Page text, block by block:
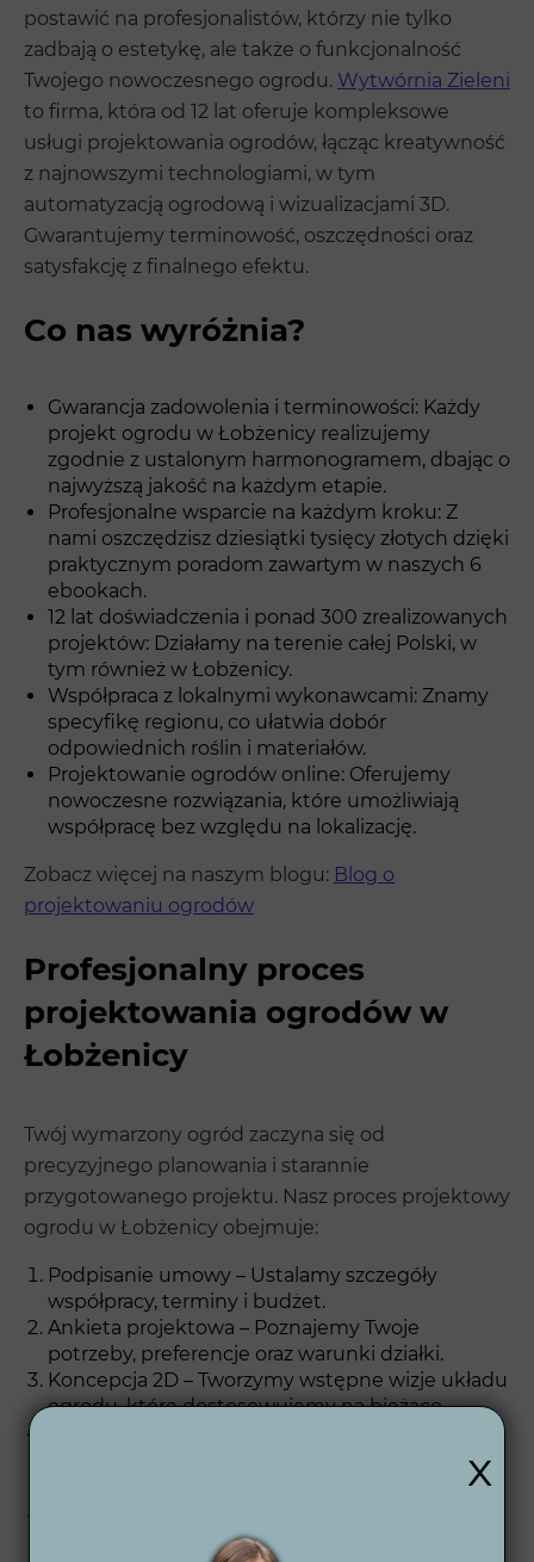
postawić na profesjonalistów, którzy nie tylko
zadbają o estetykę, ale także o funkcjonalność
Twojego nowoczesnego ogrodu. Wytwórnia Zieleni
to firma, która od 12 lat oferuje kompleksowe
usługi projektowania ogrodów, łącząc kreatywność
z najnowszymi technologiami, w tym
automatyzacją ogrodową i wizualizacjami 3D.
Gwarantujemy terminowość, oszczędności oraz
satysfakcję z finalnego efektu.
Co nas wyróżnia?
Gwarancja zadowolenia i terminowości: Każdy
projekt ogrodu w Łobżenicy realizujemy
zgodnie z ustalonym harmonogramem, dbając o
najwyższą jakość na każdym etapie.
Profesjonalne wsparcie na każdym kroku: Z
nami oszczędzisz dziesiątki tysięcy złotych dzięki
praktycznym poradom zawartym w naszych 6
ebookach.
12 lat doświadczenia i ponad 300 zrealizowanych
projektów: Działamy na terenie całej Polski, w
tym również w Łobżenicy.
Współpraca z lokalnymi wykonawcami: Znamy
specyfikę regionu, co ułatwia dobór
odpowiednich roślin i materiałów.
Projektowanie ogrodów online: Oferujemy
nowoczesne rozwiązania, które umożliwiają
współpracę bez względu na lokalizację.
Zobacz więcej na naszym blogu: Blog o
projektowaniu ogrodów
Profesjonalny proces
projektowania ogrodów w
Łobżenicy
Twój wymarzony ogród zaczyna się od
precyzyjnego planowania i starannie
przygotowanego projektu. Nasz proces projektowy
ogrodu w Łobżenicy obejmuje:
Podpisanie umowy – Ustalamy szczegóły
współpracy, terminy i budżet.
Ankieta projektowa – Poznajemy Twoje
potrzeby, preferencje oraz warunki działki.
Koncepcja 2D – Tworzymy wstępne wizje układu
ogrodu, które dostosowujemy na bieżąco.
ogrodu, gotowy do realizacji.
x